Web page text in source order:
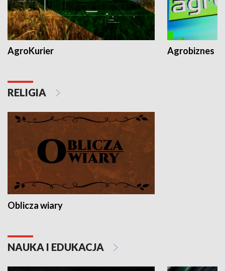
AgroKurier Agrobiznes
RELIGIA
Oblicza wiary
NAUKA I EDUKACJA